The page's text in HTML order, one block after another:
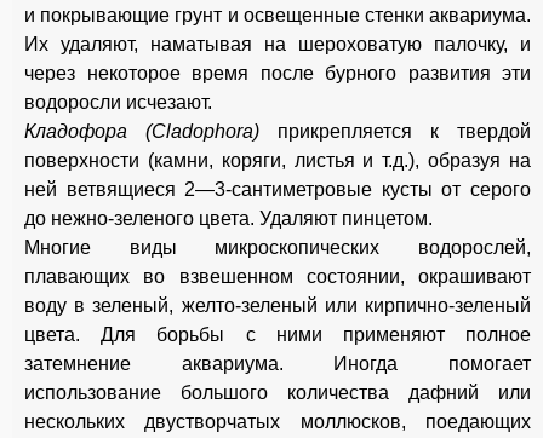
и покрывающие грунт и освещенные стенки аквариума.
Их удаляют, наматывая на шероховатую палочку, и
через некоторое время после бурного развития эти
водоросли исчезают.
Кладофора (Cladophora) прикрепляется к твердой
поверхности (камни, коряги, листья и т.д.), образуя на
ней ветвящиеся 2—3-сантиметровые кусты от серого
до нежно-зеленого цвета. Удаляют пинцетом.
Многие виды микроскопических водорослей,
плавающих во взвешенном состоянии, окрашивают
воду в зеленый, желто-зеленый или кирпично-зеленый
цвета. Для борьбы с ними применяют полное
затемнение аквариума. Иногда помогает
использование большого количества дафний или
нескольких двустворчатых моллюсков, поедающих